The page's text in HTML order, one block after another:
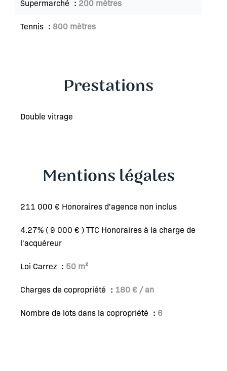
Supermarché 200 mètres
Tennis 800 mètres
Prestations
Double vitrage
Mentions légales
211 000 € Honoraires d'agence non inclus
4.27% ( 9 000 € ) TTC Honoraires à la charge de
l'acquéreur
Loi Carrez 50 m²
Charges de copropriété 180 € / an
Nombre de lots dans la copropriété 6